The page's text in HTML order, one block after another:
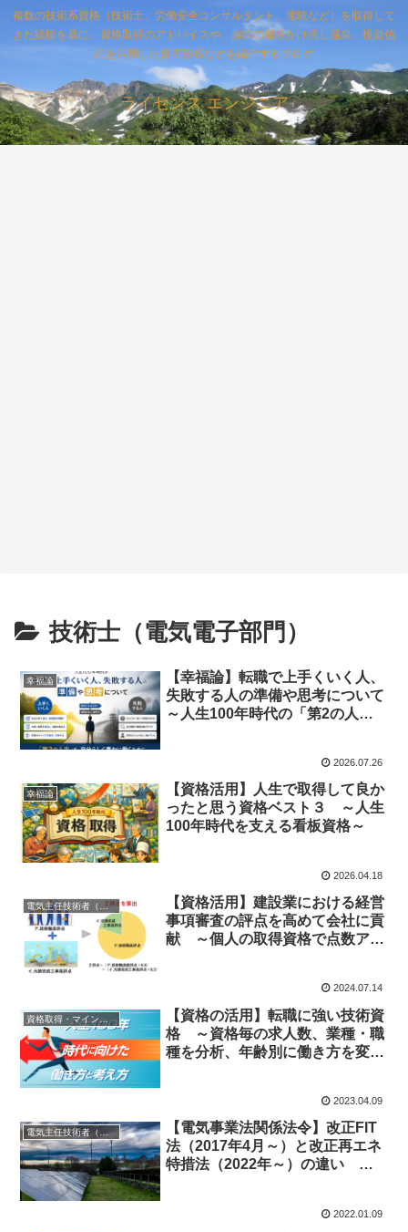
複数の技術系資格（技術士、労働安全コンサルタント、電験など）を取得して
きた経験を基に、資格取得のアドバイスや、趣味の源泉かけ流し温泉、投資信
託を活用した資産形成などを紹介するブログ
ライセンス エンジニア
技術士（電気電子部門）
幸福論
【幸福論】転職で上手くいく人、
失敗する人の準備や思考について
～人生100年時代の「第2の人
2026.07.26
幸福論
【資格活用】人生で取得して良か
ったと思う資格ベスト３ ～人生
100年時代を支える看板資格～
2026.04.18
電気主任技術者（第１種、２種、３種）
【資格活用】建設業における経営
事項審査の評点を高めて会社に貢
献 ～個人の取得資格で点数アッ
2024.07.14
資格取得・マインド（共通）
【資格の活用】転職に強い技術資
格 ～資格毎の求人数、業種・職
種を分析、年齢別に働き方を変え
2023.04.09
電気主任技術者（第１種、２種、３種）
【電気事業法関係法令】改正FIT
法（2017年4月～）と改正再エネ
特措法（2022年～）の違い ～
2022.01.09